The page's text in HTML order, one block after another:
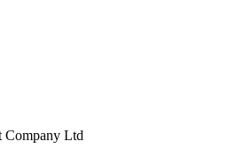
Company Ltd